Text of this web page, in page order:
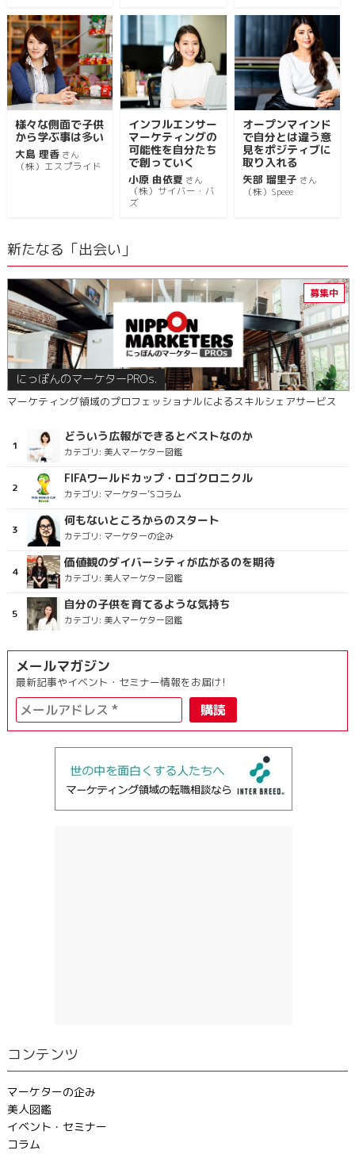
様々な側面で子供
から学ぶ事は多い
大島 理香 さん
（株）エスプライド
インフルエンサー
マーケティングの
可能性を自分たち
で創っていく
小原 由依夏 さん
（株）サイバー・バ
ズ
オープンマインド
で自分とは違う意
見をポジティブに
取り入れる
矢部 瑠里子 さん
（株）Speee
新たなる「出会い」
にっぽんのマーケターPROs.
マーケティング領域のプロフェッショナルによるスキルシェアサービス
どういう広報ができるとベストなのか
カテゴリ: 美人マーケター図鑑
FIFAワールドカップ・ロゴクロニクル
カテゴリ: マーケター’Sコラム
何もないところからのスタート
カテゴリ: マーケターの企み
価値観のダイバーシティが広がるのを期待
カテゴリ: 美人マーケター図鑑
自分の子供を育てるような気持ち
カテゴリ: 美人マーケター図鑑
メールマガジン
最新記事やイベント・セミナー情報をお届け!
コンテンツ
マーケターの企み
美人図鑑
イベント・セミナー
コラム